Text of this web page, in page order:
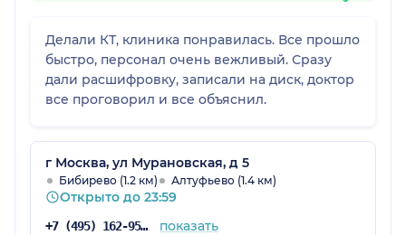
Делали КТ, клиника понравилась. Все прошло
быстро, персонал очень вежливый. Сразу
дали расшифровку, записали на диск, доктор
все проговорил и все объяснил.
г Москва, ул Мурановская, д 5
Бибирево (1.2 км) Алтуфьево (1.4 км)
Открыто до 23:59
+7 (495) 162-95-13 показать